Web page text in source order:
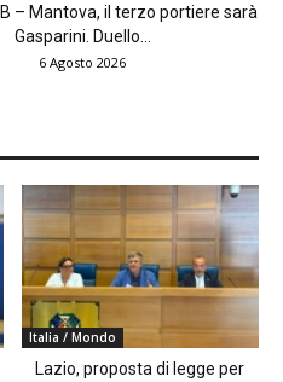
– Mantova, il terzo portiere sarà
Gasparini. Duello...
6 Agosto 2026
Italia / Mondo
Lazio, proposta di legge per